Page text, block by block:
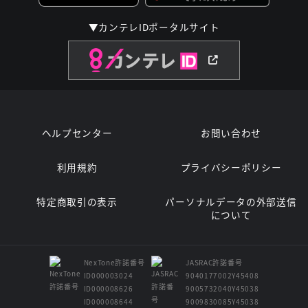
▼カンテレIDポータルサイト
ヘルプセンター お問い合わせ
利用規約 プライバシーポリシー
特定商取引の表示
パーソナルデータの外部送信
について
NexTone許諾番号
ID000003024
ID000008626
ID000008644
JASRAC許諾番号
9040177002Y45408
9005732040Y45038
9009830085Y45038